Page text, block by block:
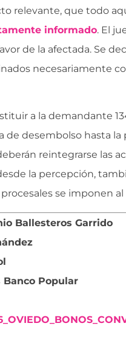
relevante, que todo
informado. El
de la afectada. Se
necesariamente
a la demandante
de desembolso hasta la
reintegrarse las
la percepción,
se imponen
Ballesteros Garrido
Popular